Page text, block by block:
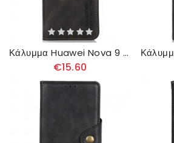
Κάλυμμα Huawei Nova 9 / Honor 50 Με Khazneh Strap
€15.60